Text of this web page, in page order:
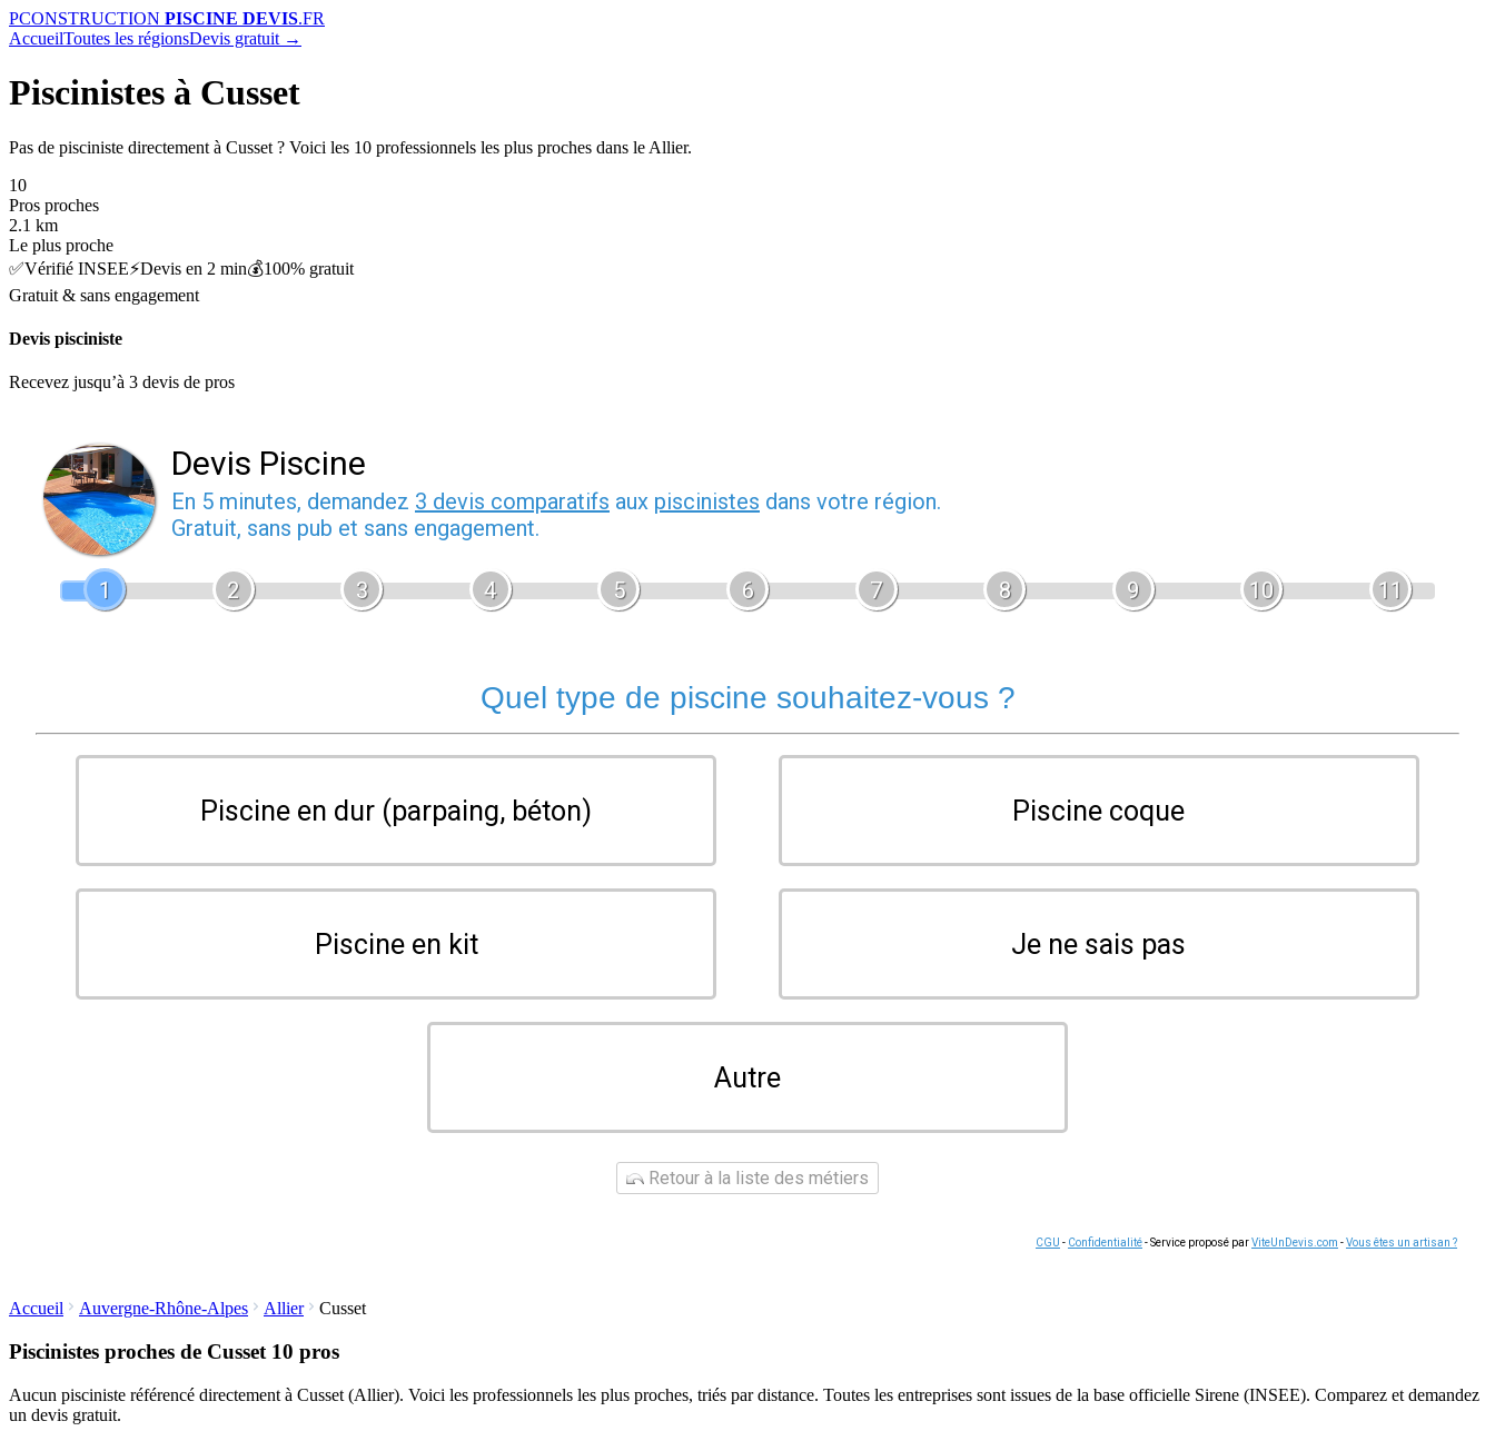
PCONSTRUCTION PISCINE DEVIS.FR
AccueilToutes les régionsDevis gratuit →
Piscinistes à Cusset
Pas de pisciniste directement à Cusset ? Voici les 10 professionnels les plus proches dans le Allier.
10
Pros proches
2.1 km
Le plus proche
✅Vérifié INSEE⚡Devis en 2 min💰100% gratuit
Gratuit & sans engagement
Devis pisciniste
Recevez jusqu’à 3 devis de pros
Devis Piscine
En 5 minutes, demandez 3 devis comparatifs aux piscinistes dans votre région.
Gratuit, sans pub et sans engagement.
1 2 3 4 5 6 7 8 9 10 11
Quel type de piscine souhaitez-vous ?
Piscine en dur (parpaing, béton) Piscine coque
Piscine en kit Je ne sais pas
Autre
Retour à la liste des métiers
CGU - Confidentialité- Service proposé parViteUnDevis.com -Vous êtes un artisan ?
Accueil Auvergne-Rhône-Alpes Allier Cusset
Piscinistes proches de Cusset 10 pros
Aucun pisciniste référencé directement à Cusset (Allier). Voici les professionnels les plus proches, triés par distance. Toutes les entreprises sont issues de la base officielle Sirene (INSEE). Comparez et demandez
un devis gratuit.